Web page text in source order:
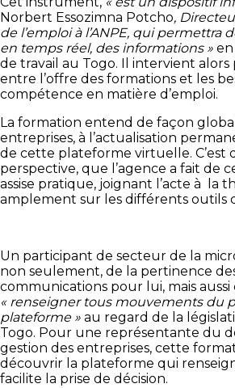
Norbert Essozimna Potcho,
de l’emploi à l’ANPE, qui permettra
en temps réel, des informations »
de travail au Togo. Il intervient
entre l’offre des formations et les
compétence en matière d’emploi.
La formation entend de façon
entreprises, à l’actualisation
de cette plateforme virtuelle. C’est
perspective, que l’agence a fait de
assise pratique, joignant l’acte à la
amplement sur les différents outils
Un participant de secteur de la
non seulement, de la pertinence
communications pour lui, mais aussi
« renseigner tous mouvements du
plateforme » au regard de la
Togo. Pour une représentante du
gestion des entreprises, cette
découvrir la plateforme qui
facilite la prise de décision.